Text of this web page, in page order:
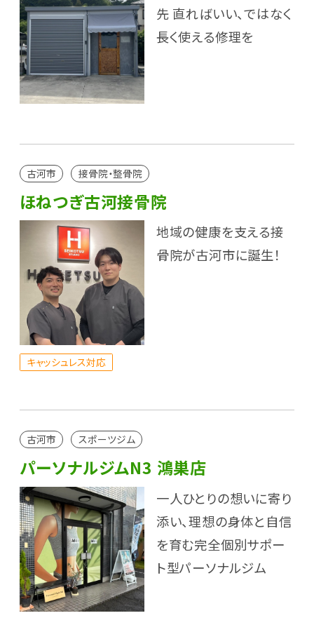
先 直ればいい、ではなく
長く使える修理を
古河市 接骨院・整骨院
ほねつぎ古河接骨院
地域の健康を支える接
骨院が古河市に誕生！
キャッシュレス対応
古河市 スポーツジム
パーソナルジムN3 鴻巣店
一人ひとりの想いに寄り
添い、理想の身体と自信
を育む完全個別サポー
ト型パーソナルジム